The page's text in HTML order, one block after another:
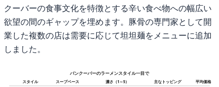
クーバーの食事文化を特徴とする辛い食べ物への幅広い
欲望の間のギャップを埋めます。豚骨の専門家として開
業した複数の店は需要に応じて坦坦麺をメニューに追加
しました。
バンクーバーのラーメンスタイル一目で
スタイル スープベース 濃さ（1～5） 主なトッピング 平均価格